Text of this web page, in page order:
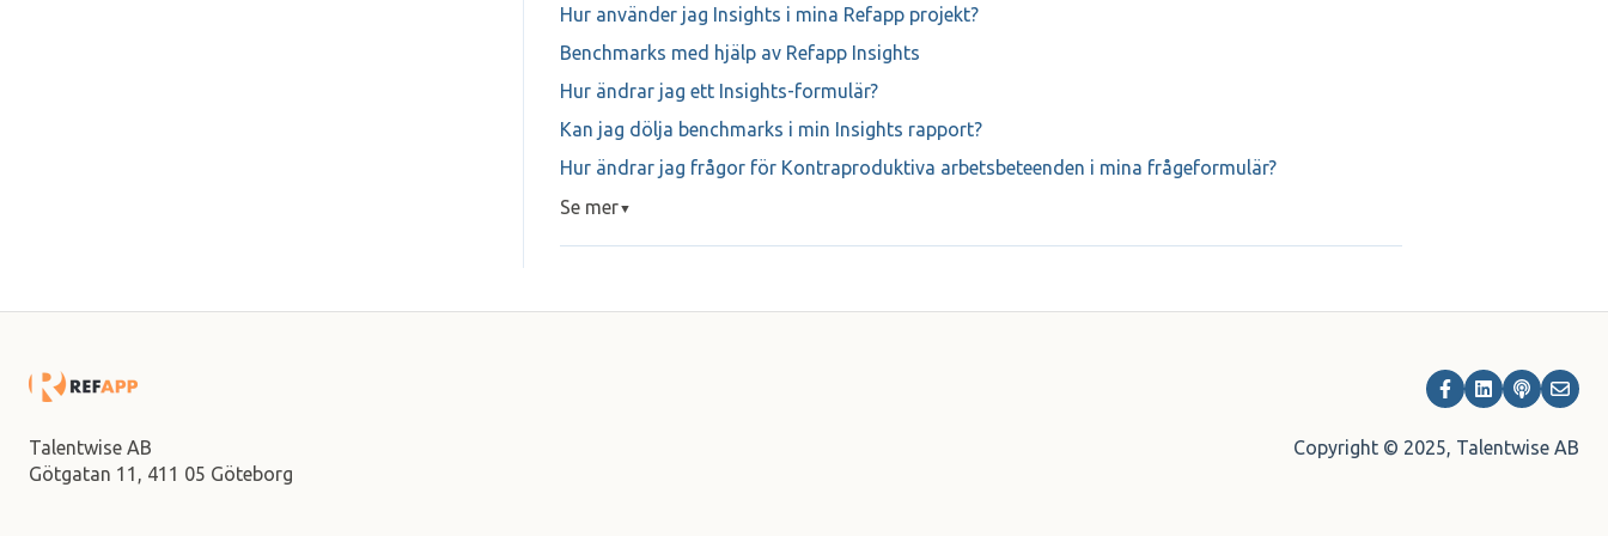
Hur använder jag Insights i mina Refapp projekt?
Benchmarks med hjälp av Refapp Insights
Hur ändrar jag ett Insights-formulär?
Kan jag dölja benchmarks i min Insights rapport?
Hur ändrar jag frågor för Kontraproduktiva arbetsbeteenden i mina frågeformulär?
Se mer▼
Talentwise AB
Götgatan 11, 411 05 Göteborg
Copyright © 2025, Talentwise AB